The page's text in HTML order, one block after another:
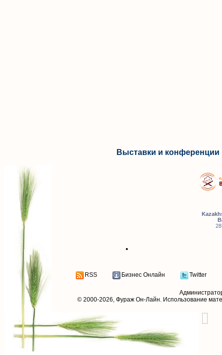
Выставки и конференции
RSS Бизнес Онлайн Twitter
© 2000-2026, Фураж Он-Лайн. Использование